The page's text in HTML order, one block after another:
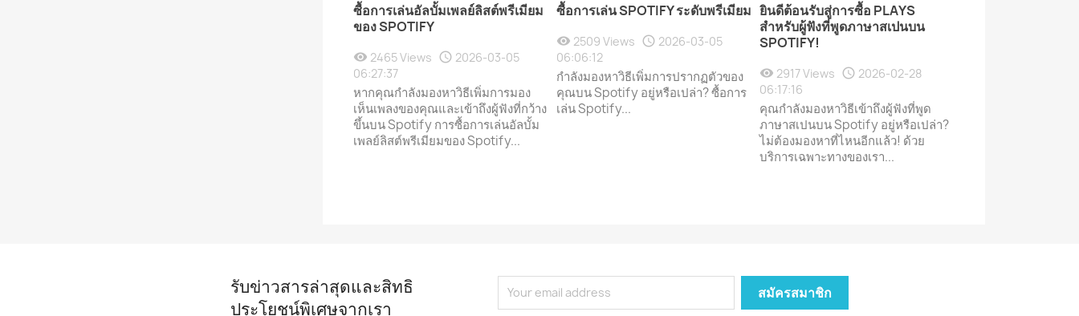
ซื้อการเล่นอัลบั้มเพลย์ลิสต์พรีเมียม
ของ SPOTIFY
2465 Views
2026-03-05
06:27:37
หากคุณกำลังมองหาวิธีเพิ่มการมอง
เห็นเพลงของคุณและเข้าถึงผู้ฟังที่กว้าง
ขึ้นบน Spotify การซื้อการเล่นอัลบั้ม
เพลย์ลิสต์พรีเมียมของ Spotify...
ซื้อการเล่น SPOTIFY ระดับพรีเมียม
2509 Views
2026-03-05
06:06:12
กำลังมองหาวิธีเพิ่มการปรากฏตัวของ
คุณบน Spotify อยู่หรือเปล่า? ซื้อการ
เล่น Spotify...
ยินดีต้อนรับสู่การซื้อ PLAYS
สำหรับผู้ฟังที่พูดภาษาสเปนบน
SPOTIFY!
2917 Views
2026-02-28
06:17:16
คุณกำลังมองหาวิธีเข้าถึงผู้ฟังที่พูด
ภาษาสเปนบน Spotify อยู่หรือเปล่า?
ไม่ต้องมองหาที่ไหนอีกแล้ว! ด้วย
บริการเฉพาะทางของเรา...
รับข่าวสารล่าสุดและสิทธิ
ประโยชน์พิเศษจากเรา